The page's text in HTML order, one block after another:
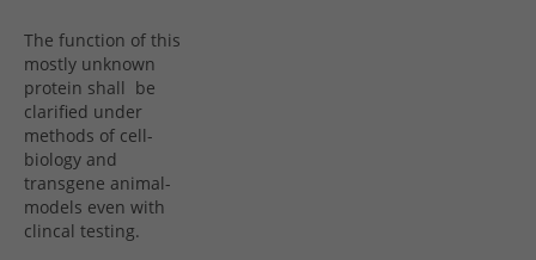
The function of this
mostly unknown
protein shall be
clarified under
methods of cell-
biology and
transgene animal-
models even with
clincal testing.